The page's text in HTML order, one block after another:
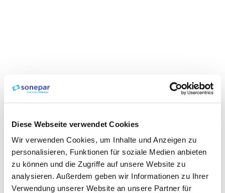
Diese Webseite verwendet Cookies
Wir verwenden Cookies, um Inhalte und Anzeigen zu
personalisieren, Funktionen für soziale Medien anbieten
zu können und die Zugriffe auf unsere Website zu
analysieren. Außerdem geben wir Informationen zu Ihrer
Verwendung unserer Website an unsere Partner für